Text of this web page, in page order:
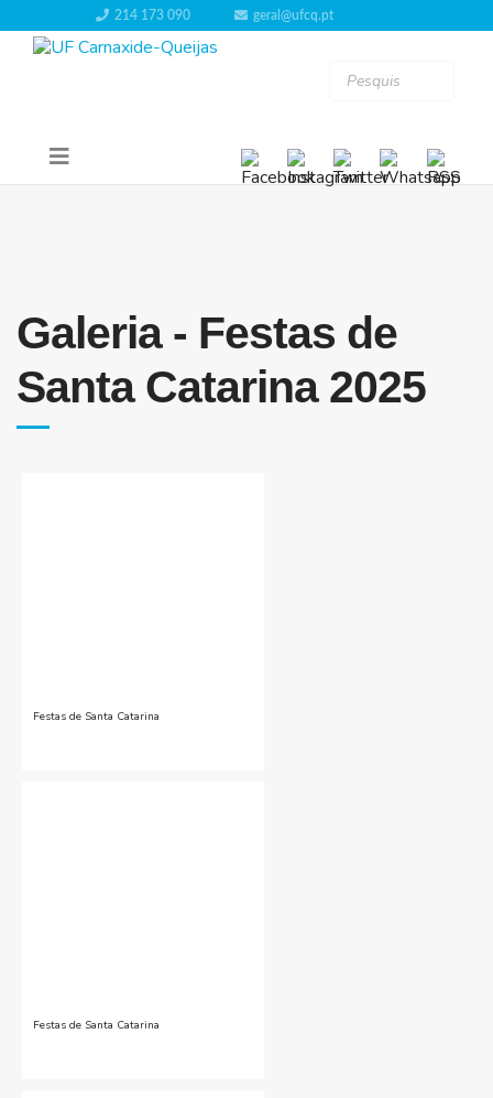
214 173 090 geral@ufcq.pt
Galeria - Festas de
Santa Catarina 2025
Festas de Santa Catarina
Festas de Santa Catarina